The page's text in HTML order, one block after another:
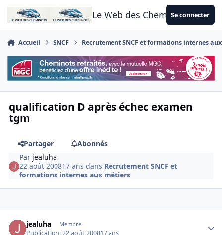
Aller au contenu
Le Web des CheminotsSe connecter
Accueil SNCF Recrutement SNCF et formations internes
qualification D après échec examen
tgm
Partager
Abonnés
Par jealuha
22 août 200817 ans dans Recrutement SNCF et
formations internes aux métiers
jealuha Membre
Publication:22 août 200817 ans